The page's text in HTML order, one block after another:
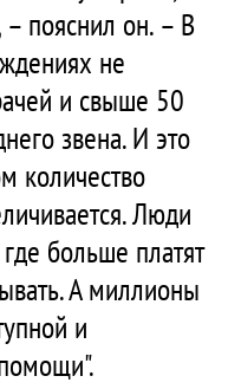
– пояснил он. – В
не
и свыше 50
звена. И это
количество
Люди
больше платят
А миллионы
и